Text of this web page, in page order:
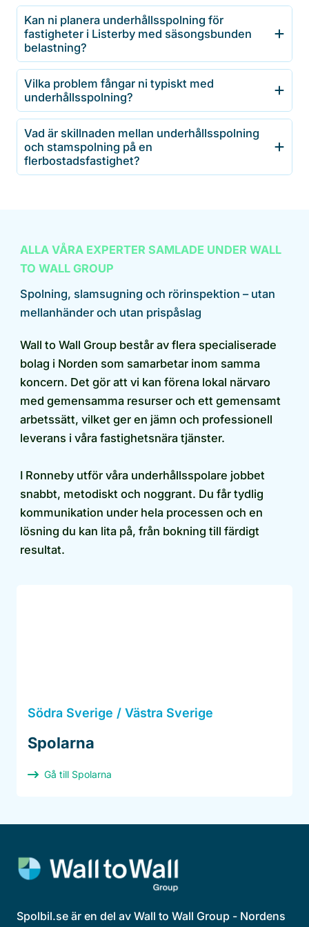
Kan ni planera underhållsspolning för
fastigheter i Listerby med säsongsbunden
belastning?
Vilka problem fångar ni typiskt med
underhållsspolning?
Vad är skillnaden mellan underhållsspolning
och stamspolning på en
flerbostadsfastighet?
ALLA VÅRA EXPERTER SAMLADE UNDER WALL
TO WALL GROUP
Spolning, slamsugning och rörinspektion – utan
mellanhänder och utan prispåslag
Wall to Wall Group består av flera specialiserade
bolag i Norden som samarbetar inom samma
koncern. Det gör att vi kan förena lokal närvaro
med gemensamma resurser och ett gemensamt
arbetssätt, vilket ger en jämn och professionell
leverans i våra fastighetsnära tjänster.
I Ronneby utför våra underhållsspolare jobbet
snabbt, metodiskt och noggrant. Du får tydlig
kommunikation under hela processen och en
lösning du kan lita på, från bokning till färdigt
resultat.
Södra Sverige / Västra Sverige
Spolarna
Gå till Spolarna
Spolbil.se är en del av Wall to Wall Group - Nordens